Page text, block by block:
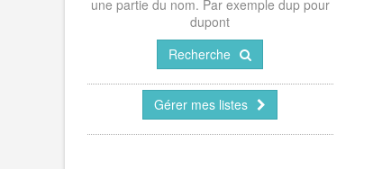
Recherche
Gérer mes listes